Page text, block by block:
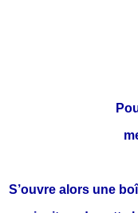
S’ouvre alors une